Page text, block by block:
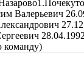
Валерьевич
команду)